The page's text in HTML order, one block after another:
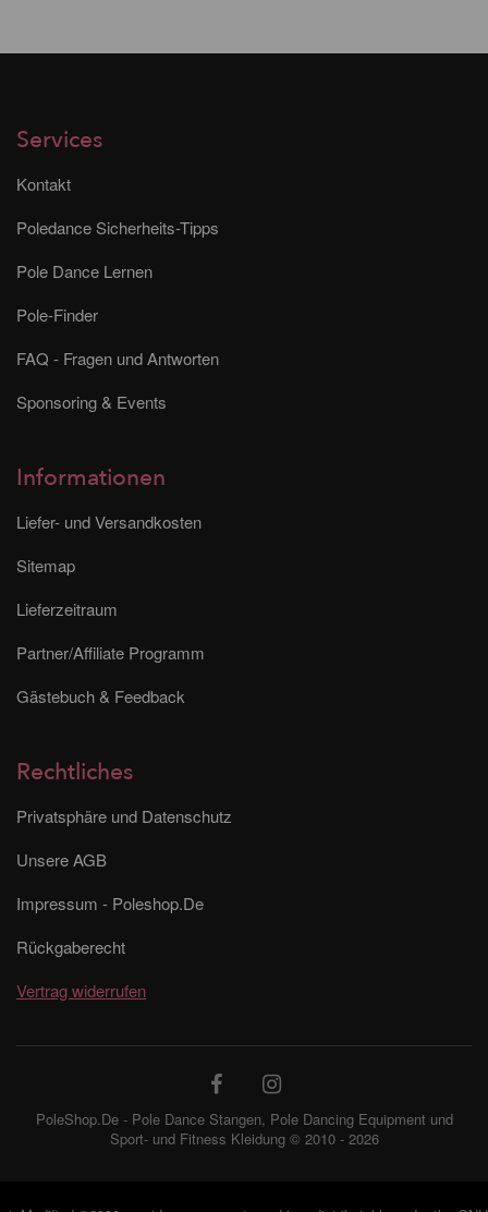
Services
Kontakt
Poledance Sicherheits-Tipps
Pole Dance Lernen
Pole-Finder
FAQ - Fragen und Antworten
Sponsoring & Events
Informationen
Liefer- und Versandkosten
Sitemap
Lieferzeitraum
Partner/Affiliate Programm
Gästebuch & Feedback
Rechtliches
Privatsphäre und Datenschutz
Unsere AGB
Impressum - Poleshop.De
Rückgaberecht
Vertrag widerrufen
PoleShop.De - Pole Dance Stangen, Pole Dancing Equipment und
Sport- und Fitness Kleidung © 2010 - 2026